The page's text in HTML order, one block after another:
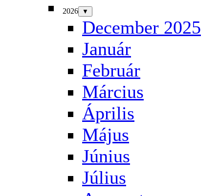
2026 ▼
December 2025
Január
Február
Március
Április
Május
Június
Július